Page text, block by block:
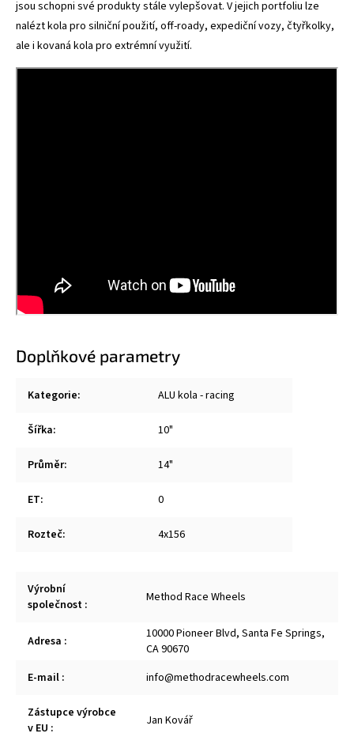
jsou schopni své produkty stále vylepšovat. V jejich portfoliu lze
nalézt kola pro silniční použití, off-roady, expediční vozy, čtyřkolky,
ale i kovaná kola pro extrémní využití.
Doplňkové parametry
Kategorie: ALU kola - racing
Šířka: 10"
Průměr: 14"
ET: 0
Rozteč: 4x156
Výrobní
společnost : Method Race Wheels
Adresa :
10000 Pioneer Blvd, Santa Fe Springs,
CA 90670
E-mail : info@methodracewheels.com
Zástupce výrobce
v EU : Jan Kovář